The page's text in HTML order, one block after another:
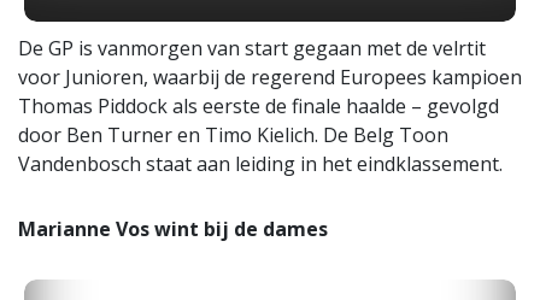
De GP is vanmorgen van start gegaan met de velrtit
voor Junioren, waarbij de regerend Europees kampioen
Thomas Piddock als eerste de finale haalde – gevolgd
door Ben Turner en Timo Kielich. De Belg Toon
Vandenbosch staat aan leiding in het eindklassement.
Marianne Vos wint bij de dames